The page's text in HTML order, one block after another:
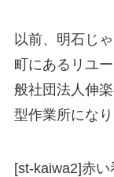
以前、明石じ
町にあるリユ
般社団法人伸
型作業所になり
[st-kaiwa2]赤